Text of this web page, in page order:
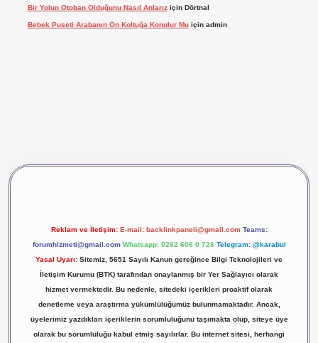
Bir Yolun Otoban Olduğunu Nasıl Anlarıziçin Dörtnal
Bebek Puseti Arabanın Ön Koltuğa Konulur Muiçin admin
Reklam ve İletişim: E-mail: backlinkpaneli@gmail.com Teams:
forumhizmeti@gmail.com Whatsapp: 0262 606 0 726 Telegram: @karabul
Yasal Uyarı: Sitemiz, 5651 Sayılı Kanun gereğince Bilgi Teknolojileri ve
İletişim Kurumu (BTK) tarafından onaylanmış bir Yer Sağlayıcı olarak
hizmet vermektedir. Bu nedenle, sitedeki içerikleri proaktif olarak
denetleme veya araştırma yükümlülüğümüz bulunmamaktadır. Ancak,
üyelerimiz yazdıkları içeriklerin sorumluluğunu taşımakta olup, siteye üye
olarak bu sorumluluğu kabul etmiş sayılırlar. Bu internet sitesi, herhangi